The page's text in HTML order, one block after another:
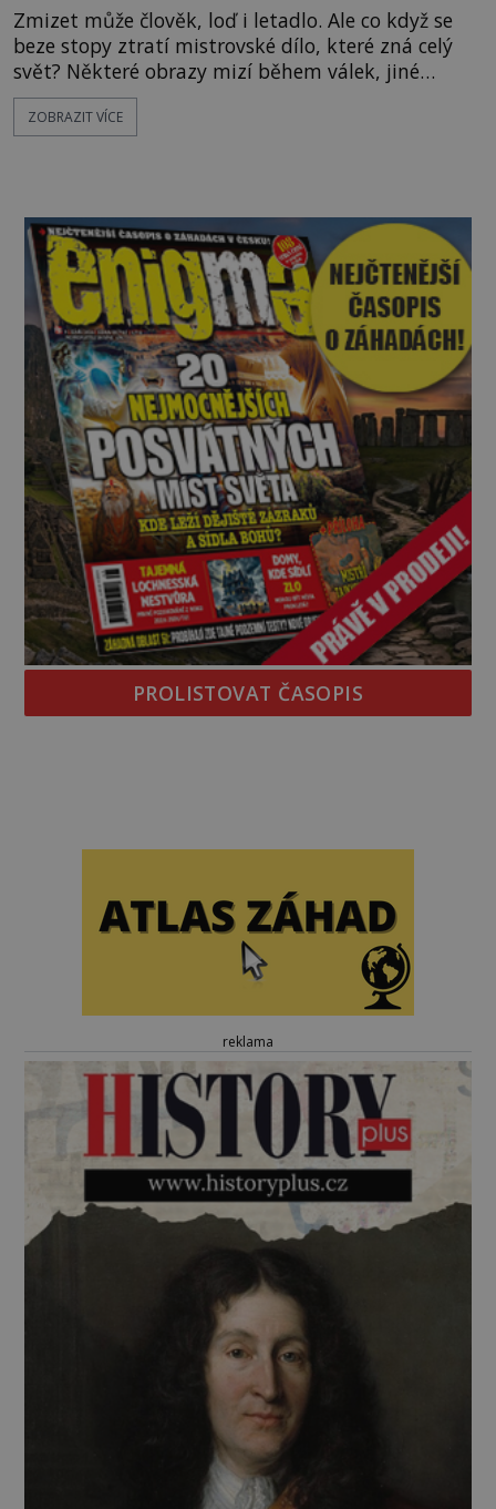
Zmizet může člověk, loď i letadlo. Ale co když se
beze stopy ztratí mistrovské dílo, které zná celý
svět? Některé obrazy mizí během válek, jiné
ukradou profesionální zloději a další jako by se
doslova propadly do země. Přestože po nich pátrají
loupež
ZOBRAZIT VÍCE
PROLISTOVAT ČASOPIS
reklama